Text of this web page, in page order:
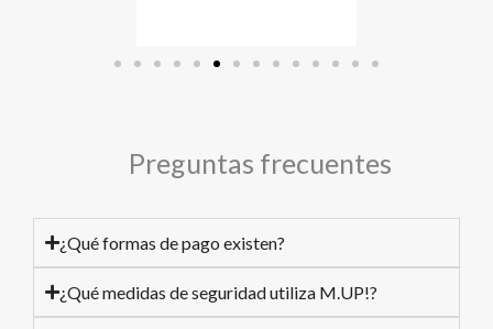
Preguntas frecuentes
¿Qué formas de pago existen?
¿Qué medidas de seguridad utiliza M.UP!?